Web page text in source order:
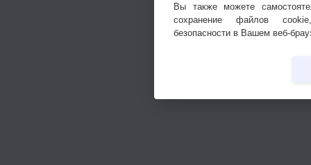
Вы также можете
сохранение файлов
безопасности в Вашем веб-